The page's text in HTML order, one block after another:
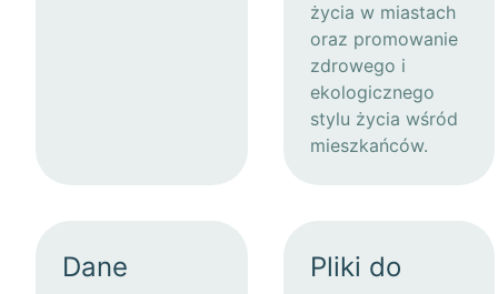
życia w miastach
oraz promowanie
zdrowego i
ekologicznego
stylu życia wśród
mieszkańców.
Dane
Pliki do